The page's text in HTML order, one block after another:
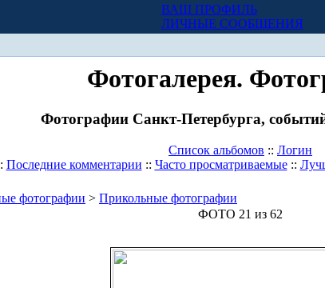
ВАШ ПРОФИЛЬ
ЛИЧНЫЕ СООБЩЕНИЯ
Фотогалерея.
Фотографии Санкт-Петербурга,
Список альбомов :: Логин
Последние комментарии :: Часто просматриваемые::
фотографии > Прикольные фотографии
ФОТО 21 из 62